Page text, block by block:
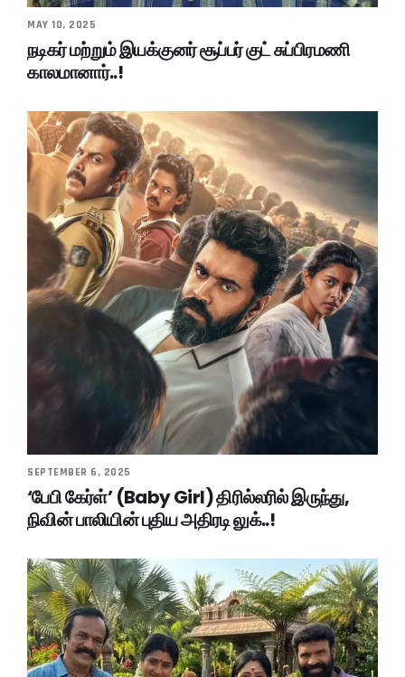
MAY 10, 2025
நடிகர் மற்றும் இயக்குனர் சூப்பர் குட் சுப்பிரமணி
காலமானார்..!
SEPTEMBER 6, 2025
‘பேபி கேர்ள்’ (Baby Girl) திரில்லரில் இருந்து,
நிவின் பாலியின் புதிய அதிரடி லுக்..!